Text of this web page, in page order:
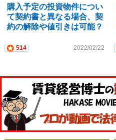
購入予定の投資物件につい
て契約書と異なる場合、契
約の解除や値引きは可能？
514 2022/02/22